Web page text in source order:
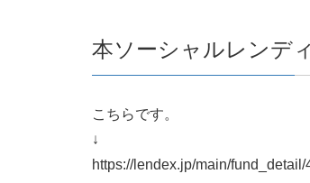
本ソーシャルレンデ
こちらです。
↓
https://lendex.jp/main/fund_detail/